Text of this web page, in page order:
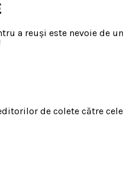
a reuși este nevoie de
de colete către